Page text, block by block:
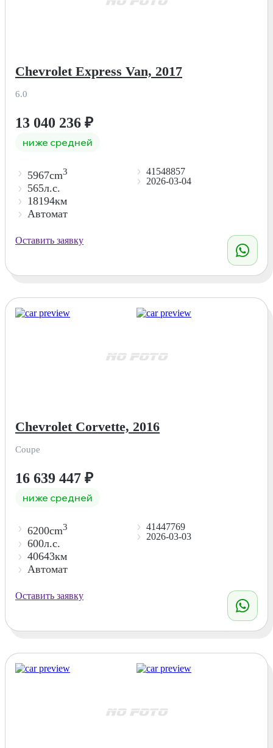
Chevrolet Express Van, 2017
6.0
13 040 236 ₽
ниже средней
5967cm3
565л.с.
18194км
Автомат
41548857
2026-03-04
Оставить заявку
Chevrolet Corvette, 2016
Coupe
16 639 447 ₽
ниже средней
6200cm3
600л.с.
40643км
Автомат
41447769
2026-03-03
Оставить заявку